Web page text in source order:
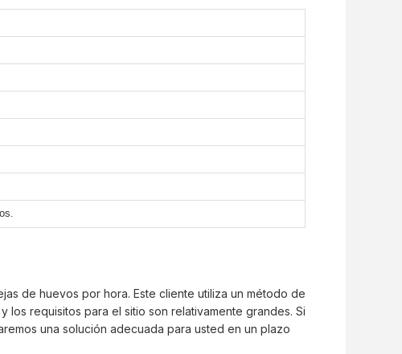
de huevos por hora. Este cliente utiliza un método de
requisitos para el sitio son relativamente grandes. Si
una solución adecuada para usted en un plazo